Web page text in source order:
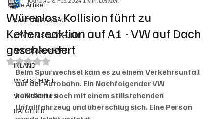
Alle Artikel
KANTON AARGAU
KANTON SOLOTHURN
NACHBARSCHAFT
INLAND
WIRTSCHAFT
VERMISCHTES
RATGEBER
Würenlos: Kollision führt zu
Kettenreaktion auf A1 - VW auf Dach
geschleudert
Mit NaN von 5 Sternen bewertet.
Beim Spurwechsel kam es zu einem Verkehrsunfall
auf der Autobahn. Ein Nachfolgender VW
kollidierte noch mit einem stillstehenden
Unfallfahrzeug und überschlug sich. Eine Person